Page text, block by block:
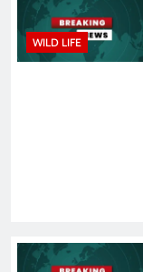
WILD LIFE